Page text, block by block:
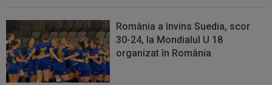
România a învins Suedia, scor
30-24, la Mondialul U 18
organizat în România